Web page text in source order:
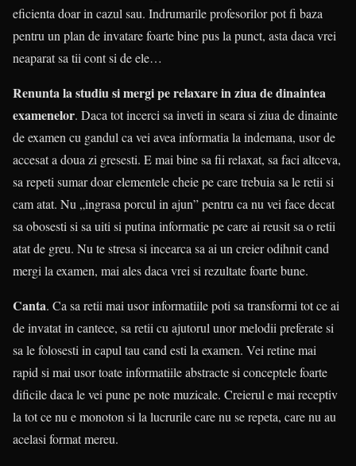
eficienta doar in cazul sau. Indrumarile profesorilor pot fi baza
pentru un plan de invatare foarte bine pus la punct, asta daca vrei
neaparat sa tii cont si de ele…
Renunta la studiu si mergi pe relaxare in ziua de dinaintea
examenelor. Daca tot incerci sa inveti in seara si ziua de dinainte
de examen cu gandul ca vei avea informatia la indemana, usor de
accesat a doua zi gresesti. E mai bine sa fii relaxat, sa faci altceva,
sa repeti sumar doar elementele cheie pe care trebuia sa le retii si
cam atat. Nu „ingrasa porcul in ajun” pentru ca nu vei face decat
sa obosesti si sa uiti si putina informatie pe care ai reusit sa o retii
atat de greu. Nu te stresa si incearca sa ai un creier odihnit cand
mergi la examen, mai ales daca vrei si rezultate foarte bune.
Canta. Ca sa retii mai usor informatiile poti sa transformi tot ce ai
de invatat in cantece, sa retii cu ajutorul unor melodii preferate si
sa le folosesti in capul tau cand esti la examen. Vei retine mai
rapid si mai usor toate informatiile abstracte si conceptele foarte
dificile daca le vei pune pe note muzicale. Creierul e mai receptiv
la tot ce nu e monoton si la lucrurile care nu se repeta, care nu au
acelasi format mereu.